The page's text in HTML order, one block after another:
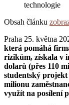
Obsah článku
Praha 25. května
která pomáhá
rizikům, získala v
dolarů (přes 110
studentský projekt
milionu
využít na posílení